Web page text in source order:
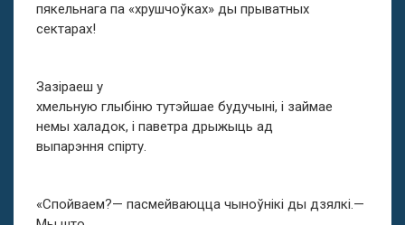
пякельнага па «хрушчоўках» ды прыватных
сектарах!
Зазіраеш у
хмельную глыбіню тутэйшае будучыні, і займае
немы халадок, і паветра дрыжыць ад
выпарэння спірту.
«Спойваем?— пасмейваюцца чыноўнікі ды дзялкі.—